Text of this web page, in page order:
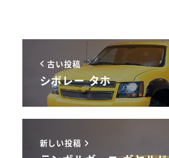
古い投稿
シボレー タホ
新しい投稿